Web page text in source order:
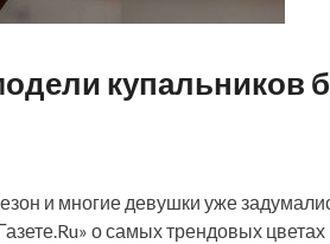
купальников
и многие девушки уже
о самых трендовых